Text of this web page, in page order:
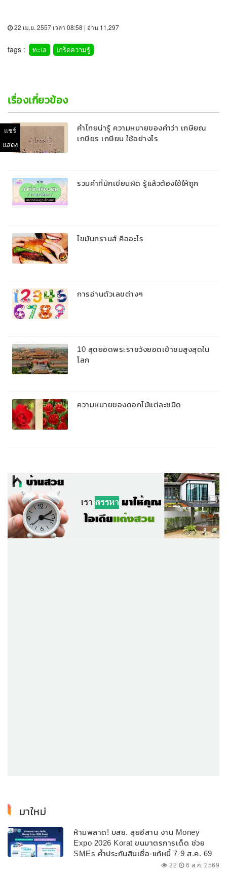
22 เม.ย. 2557 เวลา 08:58 | อ่าน 11,297
tags : ทะเล เกร็ดความรู้
เรื่องเกี่ยวข้อง
คำไทยน่ารู้ ความหมายของคำว่า เกษียณ
เกษียร เกษียน ใช้อย่างไร
รวมคำที่มักเขียนผิด รู้แล้วต้องใช้ให้ถูก
ไขมันทรานส์ คืออะไร
การอ่านตัวเลขต่างๆ
10 สุดยอดพระราชวังยอดเข้าชมสูงสุดใน
โลก
ความหมายของดอกไม้แต่ละชนิด
แชร์
แสดง
มาใหม่
ห้ามพลาด! บสย. ลุยอีสาน งาน Money
Expo 2026 Korat ขนมาตรการเด็ด ช่วย
SMEs ค้ำประกันสินเชื่อ-แก้หนี้ 7-9 ส.ค. 69
22 6 ส.ค. 2569